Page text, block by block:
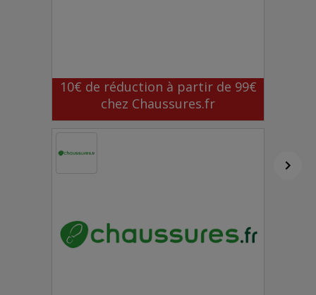
10€ de réduction à partir de 99€
chez Chaussures.fr